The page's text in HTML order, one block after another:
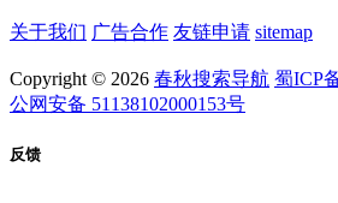
关于我们 广告合作 友链申请 sitemap
Copyright © 2026 春秋搜索导航 蜀ICP
公网安备 51138102000153号
反馈